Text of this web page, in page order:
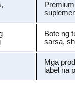
Bote ng
sarsa,
Mga
label na